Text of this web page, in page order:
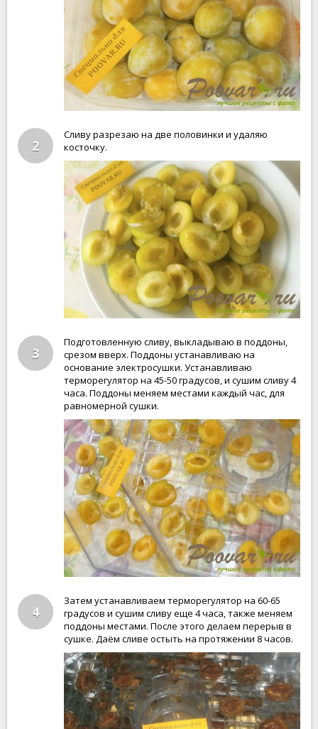
2
Сливу разрезаю на две половинки и удаляю
косточку.
3
Подготовленную сливу, выкладываю в поддоны,
срезом вверх. Поддоны устанавливаю на
основание электросушки. Устанавливаю
терморегулятор на 45-50 градусов, и сушим сливу 4
часа. Поддоны меняем местами каждый час, для
равномерной сушки.
4
Затем устанавливаем терморегулятор на 60-65
градусов и сушим сливу еще 4 часа, также меняем
поддоны местами. После этого делаем перерыв в
сушке. Даём сливе остыть на протяжении 8 часов.